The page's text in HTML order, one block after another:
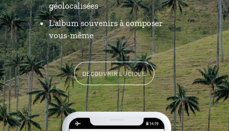
géolocalisées
L'album souvenirs à composer
vous-même
DÉCOUVRIR LUCIOLE